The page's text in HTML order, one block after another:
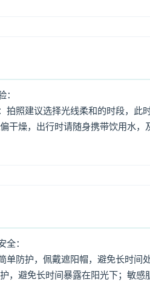
拍照建议选择光线柔和的时段，此
干燥，出行时请随身携带饮用水，
：
单防护，佩戴遮阳帽，避免长时间
，避免长时间暴露在阳光下；敏感